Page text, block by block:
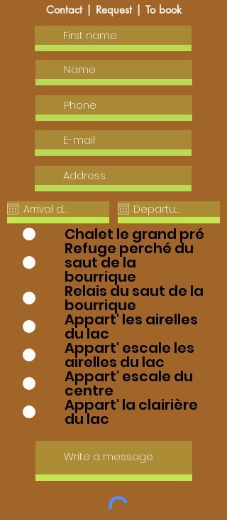
Contact | Request | To book
Chalet le grand pré
Refuge perché du
saut de la
bourrique
Relais du saut de la
bourrique
Appart' les airelles
du lac
Appart' escale les
airelles du lac
Appart' escale du
centre
Appart' la clairière
du lac